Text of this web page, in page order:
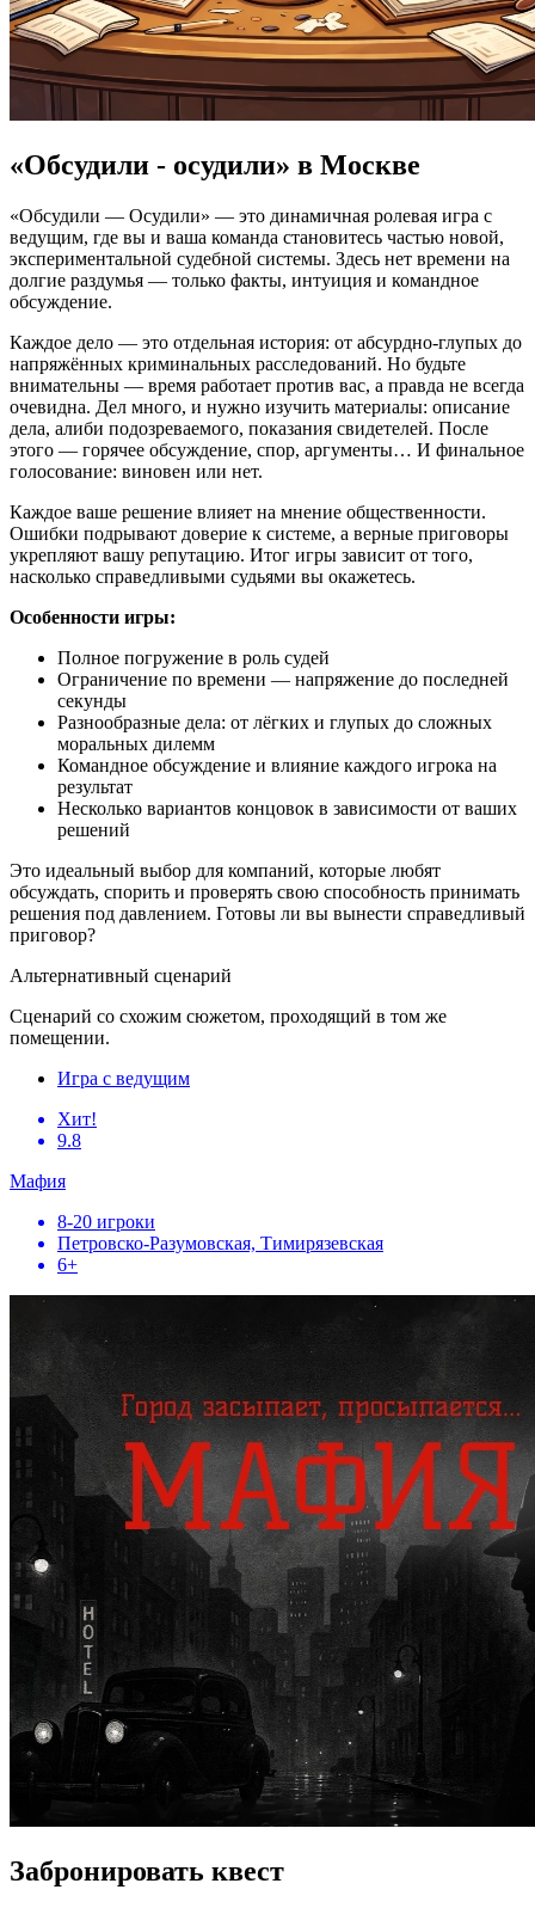
«Обсудили - осудили» в Москве
«Обсудили — Осудили» — это динамичная ролевая игра с
ведущим, где вы и ваша команда становитесь частью новой,
экспериментальной судебной системы. Здесь нет времени на
долгие раздумья — только факты, интуиция и командное
обсуждение.
Каждое дело — это отдельная история: от абсурдно-глупых до
напряжённых криминальных расследований. Но будьте
внимательны — время работает против вас, а правда не всегда
очевидна. Дел много, и нужно изучить материалы: описание
дела, алиби подозреваемого, показания свидетелей. После
этого — горячее обсуждение, спор, аргументы… И финальное
голосование: виновен или нет.
Каждое ваше решение влияет на мнение общественности.
Ошибки подрывают доверие к системе, а верные приговоры
укрепляют вашу репутацию. Итог игры зависит от того,
насколько справедливыми судьями вы окажетесь.
Особенности игры:
Полное погружение в роль судей
Ограничение по времени — напряжение до последней
секунды
Разнообразные дела: от лёгких и глупых до сложных
моральных дилемм
Командное обсуждение и влияние каждого игрока на
результат
Несколько вариантов концовок в зависимости от ваших
решений
Это идеальный выбор для компаний, которые любят
обсуждать, спорить и проверять свою способность принимать
решения под давлением. Готовы ли вы вынести справедливый
приговор?
Альтернативный сценарий
Сценарий со схожим сюжетом, проходящий в том же
помещении.
Игра с ведущим
Хит!
9.8
Мафия
8-20 игроки
Петровско-Разумовская, Тимирязевская
6+
Забронировать квест